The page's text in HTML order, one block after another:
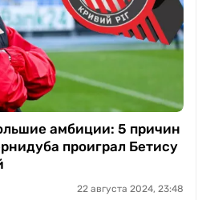
амбиции: 5 причин
проиграл Бетису
22 августа 2024, 23:48